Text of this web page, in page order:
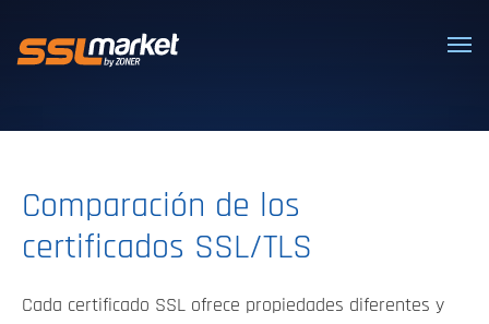
Certificados SSL/TLS confiables
Comparación de los
certificados SSL/TLS
Cada certificado SSL ofrece propiedades diferentes y